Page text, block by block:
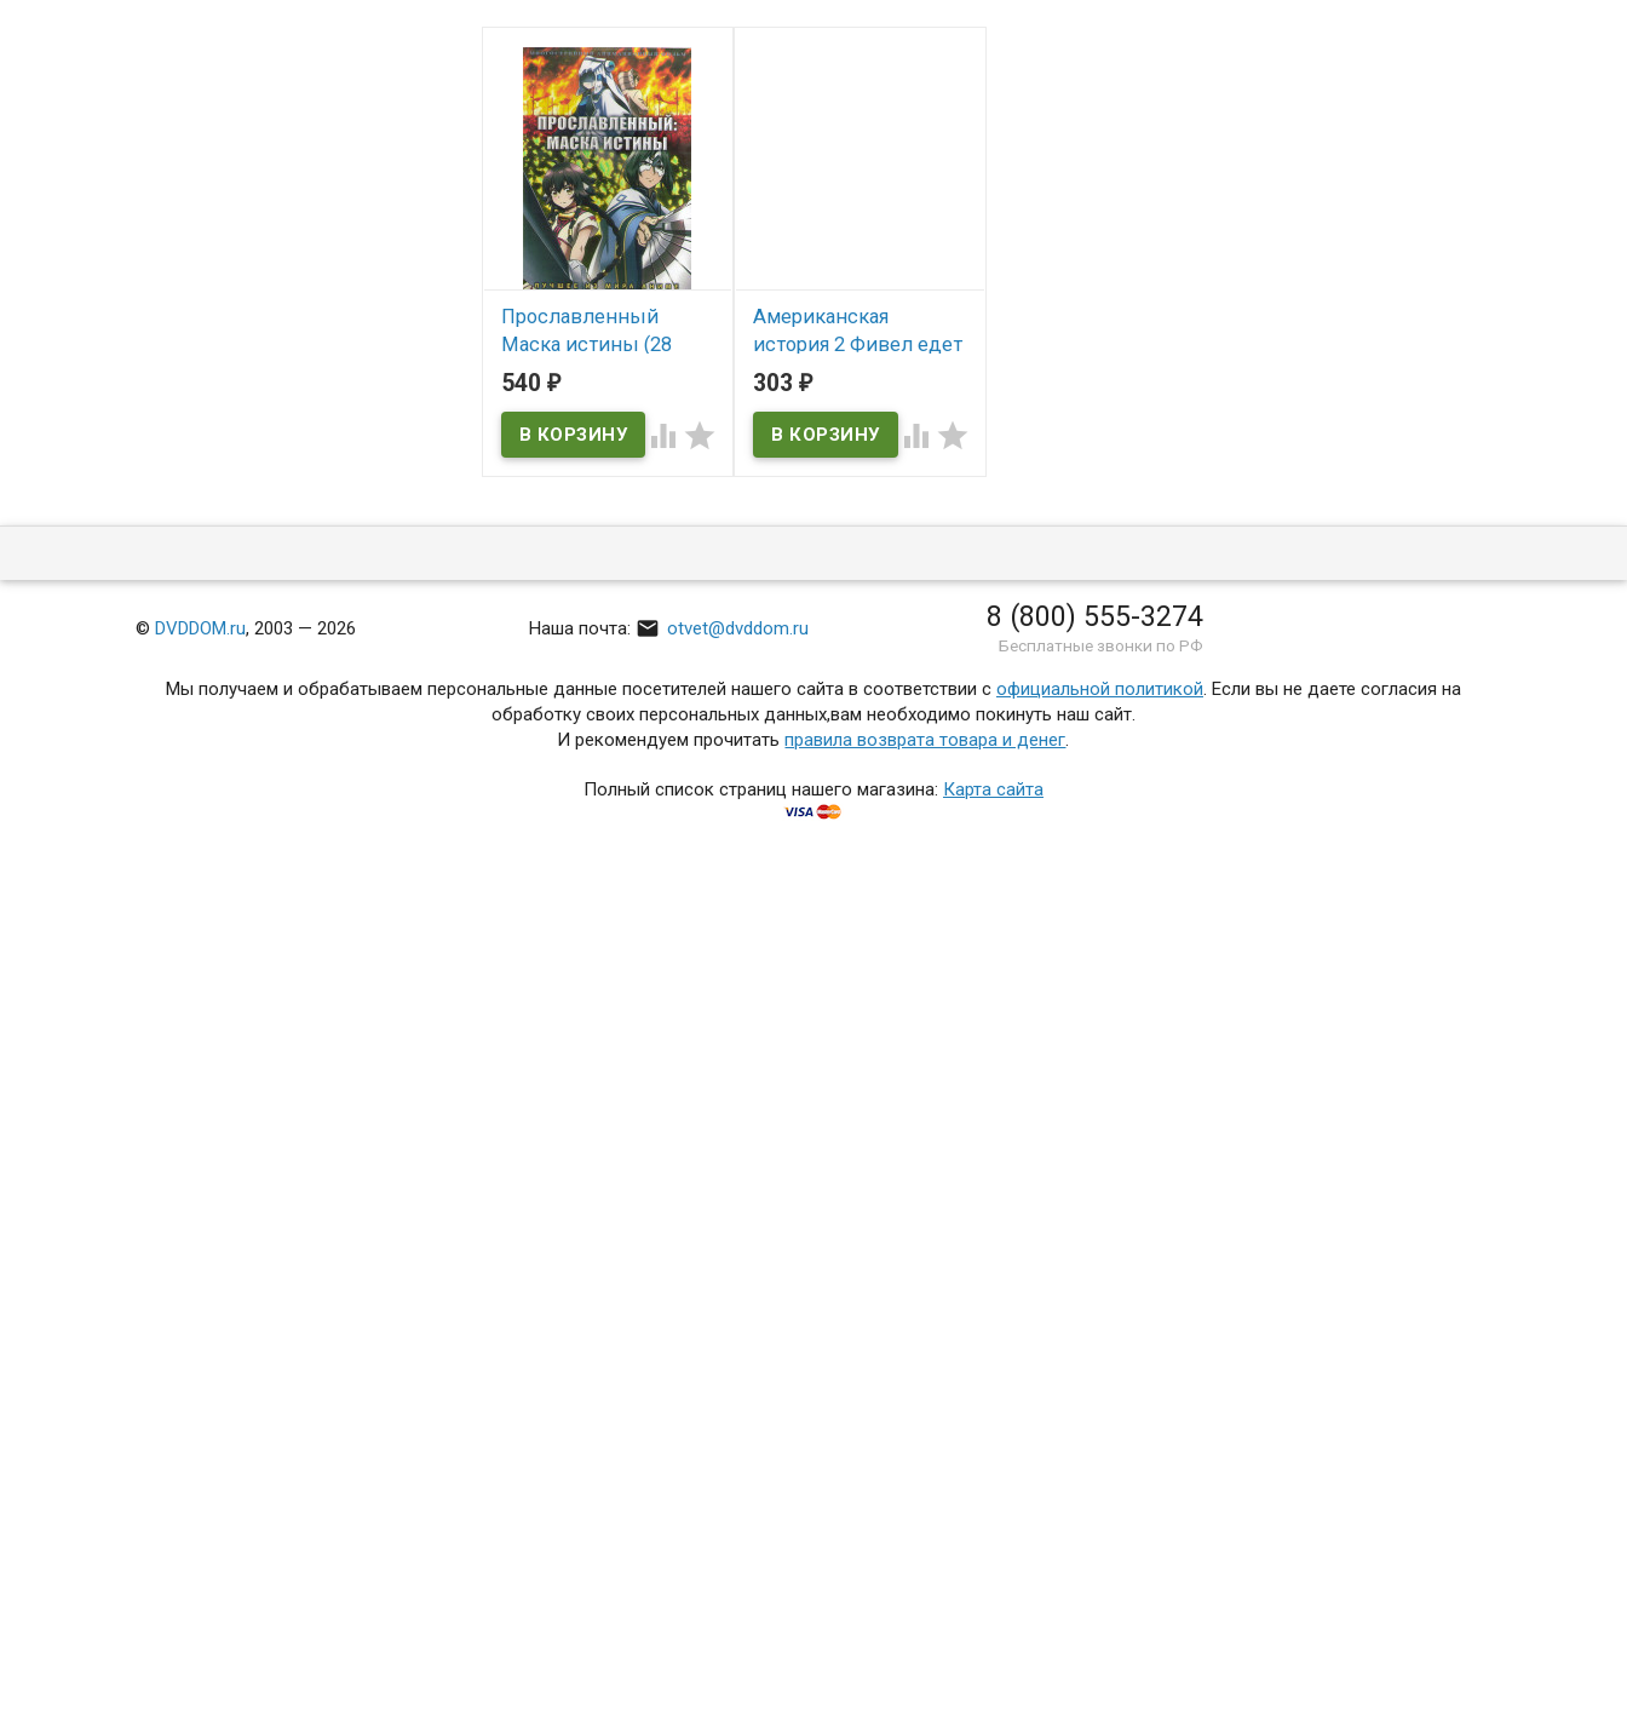
Прославленный
Маска истины (28
серий) (2DVD)
В наличии
540 ₽
 
Американская
история 2 Фивел едет
на Запад* (American
303₽
 
©DVDDOM.ru, 2003 — 2026 Наша почта:  otvet@dvddom.ru 8 (800) 555-3274
Бесплатные звонки по РФ
Мы получаем и обрабатываем персональные данные посетителей нашего сайта в соответствии с официальной политикой. Если вы не даете согласия на
обработку своих персональных данных,вам необходимо покинуть наш сайт.
И рекомендуем прочитатьправила возврата товара и денег.
Полный список страниц нашего магазина: Карта сайта